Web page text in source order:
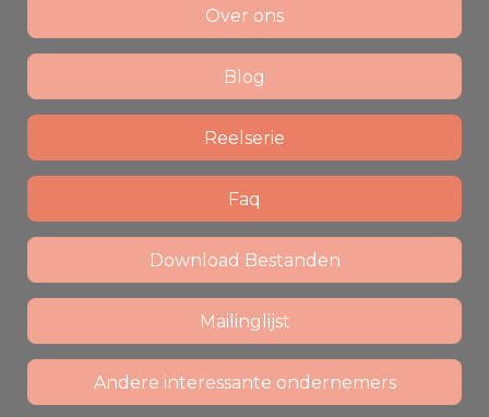
Over ons
Blog
Reelserie
Faq
Download Bestanden
Mailinglijst
Andere interessante ondernemers